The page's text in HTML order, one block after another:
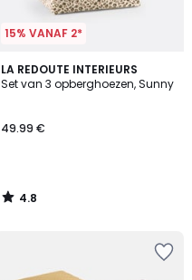
15% VANAF 2*
LA REDOUTE INTERIEURS
Set van 3 opberghoezen, Sunny
49.99 €
4.8
/ 5
4.8
/